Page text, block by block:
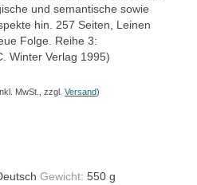
und semantische sowie
hin. 257 Seiten, Leinen
Folge. Reihe 3:
Winter Verlag 1995)
MwSt., zzgl. Versand)
Gewicht: 550 g